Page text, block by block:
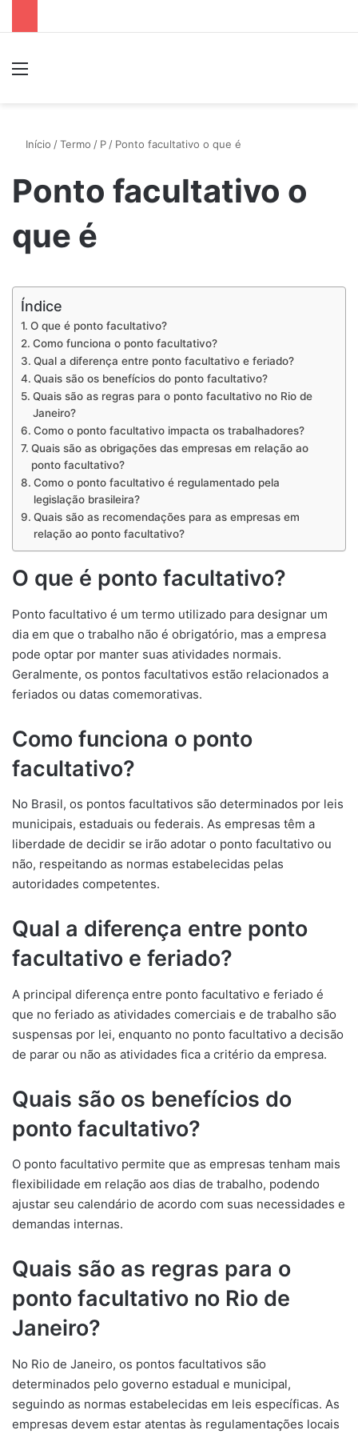
Início /Termo / P / Ponto facultativo o que é
Ponto facultativo o
que é
Índice
O que é ponto facultativo?
Como funciona o ponto facultativo?
Qual a diferença entre ponto facultativo e feriado?
Quais são os benefícios do ponto facultativo?
Quais são as regras para o ponto facultativo no Rio de
Janeiro?
Como o ponto facultativo impacta os trabalhadores?
Quais são as obrigações das empresas em relação ao
ponto facultativo?
Como o ponto facultativo é regulamentado pela
legislação brasileira?
Quais são as recomendações para as empresas em
relação ao ponto facultativo?
O que é ponto facultativo?
Ponto facultativo é um termo utilizado para designar um
dia em que o trabalho não é obrigatório, mas a empresa
pode optar por manter suas atividades normais.
Geralmente, os pontos facultativos estão relacionados a
feriados ou datas comemorativas.
Como funciona o ponto
facultativo?
No Brasil, os pontos facultativos são determinados por leis
municipais, estaduais ou federais. As empresas têm a
liberdade de decidir se irão adotar o ponto facultativo ou
não, respeitando as normas estabelecidas pelas
autoridades competentes.
Qual a diferença entre ponto
facultativo e feriado?
A principal diferença entre ponto facultativo e feriado é
que no feriado as atividades comerciais e de trabalho são
suspensas por lei, enquanto no ponto facultativo a decisão
de parar ou não as atividades fica a critério da empresa.
Quais são os benefícios do
ponto facultativo?
O ponto facultativo permite que as empresas tenham mais
flexibilidade em relação aos dias de trabalho, podendo
ajustar seu calendário de acordo com suas necessidades e
demandas internas.
Quais são as regras para o
ponto facultativo no Rio de
Janeiro?
No Rio de Janeiro, os pontos facultativos são
determinados pelo governo estadual e municipal,
seguindo as normas estabelecidas em leis específicas. As
empresas devem estar atentas às regulamentações locais